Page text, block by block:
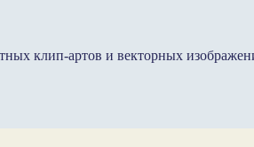
клип-артов и векторных